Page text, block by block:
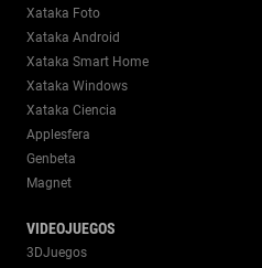
Xataka Foto
Xataka Android
Xataka Smart Home
Xataka Windows
Xataka Ciencia
Applesfera
Genbeta
Magnet
VIDEOJUEGOS
3DJuegos